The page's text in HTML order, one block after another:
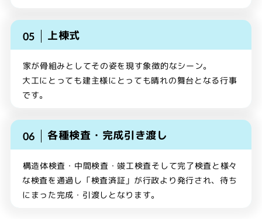
上棟式
家が骨組みとしてその姿を現す象徴的なシーン。
大工にとっても建主様にとっても晴れの舞台となる行事
です。
各種検査・完成引き渡し
構造体検査・中間検査・竣工検査そして完了検査と様々
な検査を通過し「検査済証」が行政より発行され、待ち
にまった完成・引渡しとなります。